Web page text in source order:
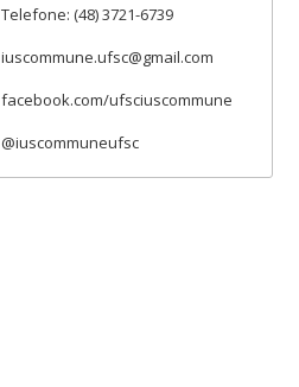
Telefone: (48) 3721-6739
iuscommune.ufsc@gmail.com
facebook.com/ufsciuscommune
@iuscommuneufsc